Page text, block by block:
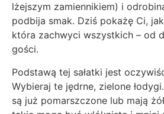
lżejszym zamiennikiem) i
podbija smak. Dziś pokażę Ci,
która zachwyci wszystkich – od
gości.
Podstawą tej sałatki jest
Wybieraj te jędrne, zielone
są już pomarszczone lub mają